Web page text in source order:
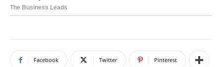
Facebook Twitter Pinterest